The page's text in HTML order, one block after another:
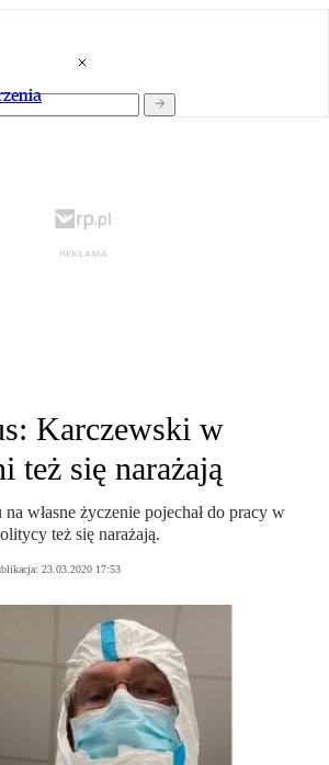
Karczewski w
też się narażają
na własne życzenie pojechał do pracy w
też się narażają.
23.03.2020 17:53